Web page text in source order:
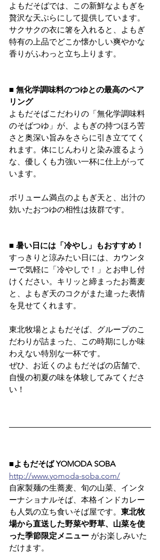
よもだそばでは、この新鮮なよもぎを
贅沢な天ぷらにして提供しています。
サクサクの衣に箸を入れると、よもぎ
特有の上品でどこか懐かしい爽やかな
香りがふわっと立ち上ります。
■ 無化学調味料のつゆとの最高のペア
リング
よもだそばこだわりの「無化学調味料
のそばつゆ」が、よもぎの持つほろ苦
さと奥深い旨みをさらに引き立ててく
れます。体にじんわりと染み渡るよう
な、優しくも力強い一杯に仕上がって
います。
ボリューム満点のよもぎ天と、出汁の
効いたおつゆの相性は抜群です。
■ 暑い日には「冷やし」もおすすめ！
すっきりと涼みたい日には、カウンタ
ーで気軽に「冷やしで！」とお申し付
けください。キリッと締まったお蕎麦
と、よもぎ天のコクがまた違った表情
を見せてくれます。
東北牧場とよもだそば、グループのこ
だわりが詰まった、この時期にしか味
わえない特別な一杯です。
ぜひ、お近くのよもだそばの店舗で、
自慢の初夏の味を体験してみてくださ
い！
■よもだそば YOMODA SOBA
http://www.yomoda-soba.com/
自家製麺の生蕎麦、旬の山菜、インタ
ーナショナルそば、本格インドカレー
も人気の立ち食いそば屋です。 東北牧
場から直送した野菜や野草、山菜を使
った季節限定メニュー がお楽しみいた
だけます。